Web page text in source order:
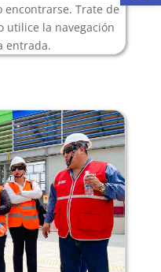
encontrarse. Trate de
utilice la navegación
entrada.